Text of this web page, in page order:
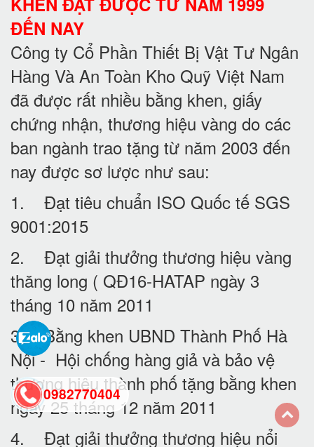
ĐẾN NAY
Công ty Cổ Phần Thiết Bị Vật Tư Ngân
Hàng Và An Toàn Kho Quỹ Việt Nam
đã được rất nhiều bằng khen, giấy
chứng nhận, thương hiệu vàng do các
ban ngành trao tặng từ năm 2003 đến
nay được sơ lược như sau:
1. Đạt tiêu chuẩn ISO Quốc tế SGS
9001:2015
2. Đạt giải thưởng thương hiệu vàng
thăng long ( QĐ16-HATAP ngày 3
tháng 10 năm 2011
3. Bằng khen UBND Thành Phố Hà
Nội - Hội chống hàng giả và bảo vệ
thương hiệu thành phố tặng bằng khen
ngày 25 tháng 12 năm 2011
4. Đạt giải thưởng thương hiệu nổi
0982770404
back